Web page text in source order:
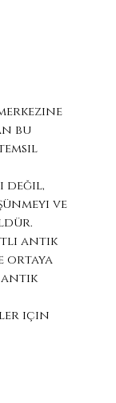
bu
değil,
ve
antik
ortaya
antik
için